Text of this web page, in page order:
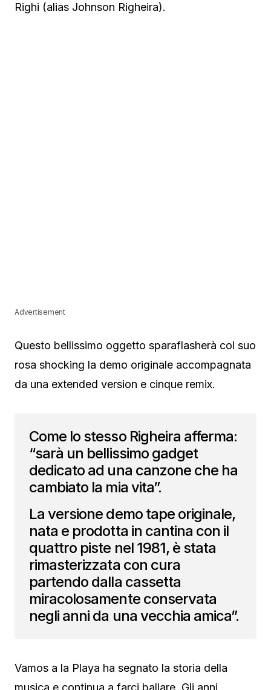
Righi (alias Johnson Righeira).
Advertisement
Questo bellissimo oggetto sparaflasherà col suo
rosa shocking la demo originale accompagnata
da una extended version e cinque remix.
Come lo stesso Righeira afferma:
“sarà un bellissimo gadget
dedicato ad una canzone che ha
cambiato la mia vita”.
La versione demo tape originale,
nata e prodotta in cantina con il
quattro piste nel 1981, è stata
rimasterizzata con cura
partendo dalla cassetta
miracolosamente conservata
negli anni da una vecchia amica”.
Vamos a la Playa ha segnato la storia della
musica e continua a farci ballare. Gli anni